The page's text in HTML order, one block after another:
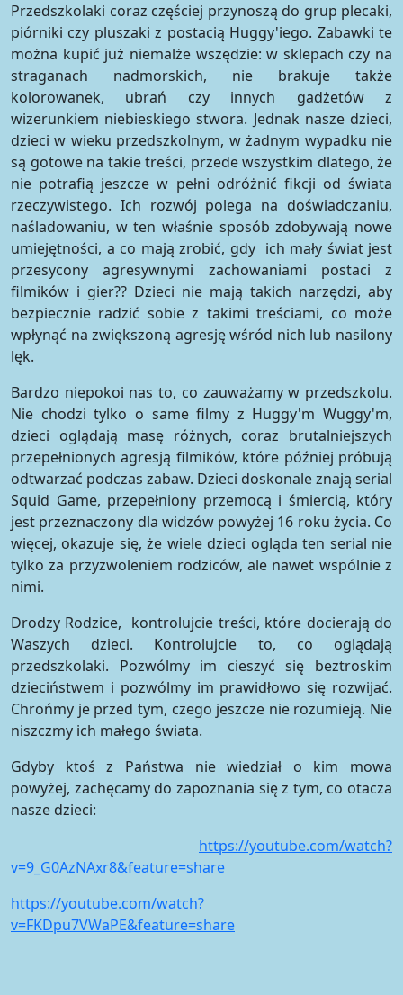
Przedszkolaki coraz częściej przynoszą do grup plecaki,
piórniki czy pluszaki z postacią Huggy'iego. Zabawki te
można kupić już niemalże wszędzie: w sklepach czy na
straganach nadmorskich, nie brakuje także
kolorowanek, ubrań czy innych gadżetów z
wizerunkiem niebieskiego stwora. Jednak nasze dzieci,
dzieci w wieku przedszkolnym, w żadnym wypadku nie
są gotowe na takie treści, przede wszystkim dlatego, że
nie potrafią jeszcze w pełni odróżnić fikcji od świata
rzeczywistego. Ich rozwój polega na doświadczaniu,
naśladowaniu, w ten właśnie sposób zdobywają nowe
umiejętności, a co mają zrobić, gdy ich mały świat jest
przesycony agresywnymi zachowaniami postaci z
filmików i gier?? Dzieci nie mają takich narzędzi, aby
bezpiecznie radzić sobie z takimi treściami, co może
wpłynąć na zwiększoną agresję wśród nich lub nasilony
lęk.
Bardzo niepokoi nas to, co zauważamy w przedszkolu.
Nie chodzi tylko o same filmy z Huggy'm Wuggy'm,
dzieci oglądają masę różnych, coraz brutalniejszych
przepełnionych agresją filmików, które później próbują
odtwarzać podczas zabaw. Dzieci doskonale znają serial
Squid Game, przepełniony przemocą i śmiercią, który
jest przeznaczony dla widzów powyżej 16 roku życia. Co
więcej, okazuje się, że wiele dzieci ogląda ten serial nie
tylko za przyzwoleniem rodziców, ale nawet wspólnie z
nimi.
Drodzy Rodzice, kontrolujcie treści, które docierają do
Waszych dzieci. Kontrolujcie to, co oglądają
przedszkolaki. Pozwólmy im cieszyć się beztroskim
dzieciństwem i pozwólmy im prawidłowo się rozwijać.
Chrońmy je przed tym, czego jeszcze nie rozumieją. Nie
niszczmy ich małego świata.
Gdyby ktoś z Państwa nie wiedział o kim mowa
powyżej, zachęcamy do zapoznania się z tym, co otacza
nasze dzieci:
https://youtube.com/watch?
v=9_G0AzNAxr8&feature=share
https://youtube.com/watch?
v=FKDpu7VWaPE&feature=share